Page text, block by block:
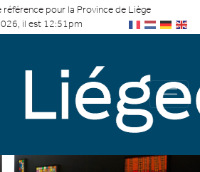
pour la Province de Liège
il est 12:51pm